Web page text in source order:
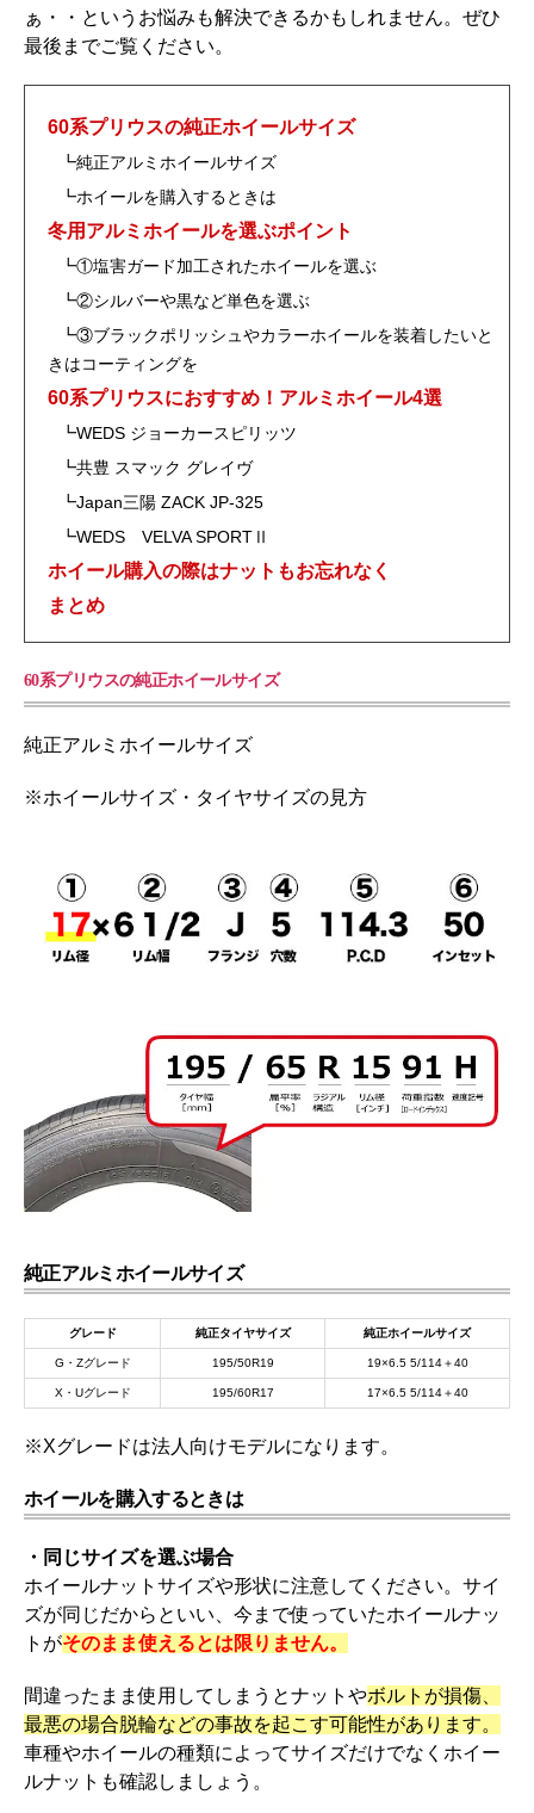
o
k
a
ぁ・・というお悩みも解決できるかもしれません。ぜひ
最後までご覧ください。
60系プリウスの純正ホイールサイズ
┗純正アルミホイールサイズ
┗ホイールを購入するときは
冬用アルミホイールを選ぶポイント
┗①塩害ガード加工されたホイールを選ぶ
┗②シルバーや黒など単色を選ぶ
┗③ブラックポリッシュやカラーホイールを装着したいと
きはコーティングを
60系プリウスにおすすめ！アルミホイール4選
┗WEDS ジョーカースピリッツ
┗共豊 スマック グレイヴ
┗Japan三陽 ZACK JP-325
┗WEDS VELVA SPORTⅡ
ホイール購入の際はナットもお忘れなく
まとめ
60系プリウスの純正ホイールサイズ
純正アルミホイールサイズ
※ホイールサイズ・タイヤサイズの見方
純正アルミホイールサイズ
グレード 純正タイヤサイズ 純正ホイールサイズ
G・Zグレード 195/50R19 19×6.5 5/114＋40
X・Uグレード 195/60R17 17×6.5 5/114＋40
※Xグレードは法人向けモデルになります。
ホイールを購入するときは
・同じサイズを選ぶ場合
ホイールナットサイズや形状に注意してください。サイ
ズが同じだからといい、今まで使っていたホイールナッ
トがそのまま使えるとは限りません。
間違ったまま使用してしまうとナットやボルトが損傷、
最悪の場合脱輪などの事故を起こす可能性があります。
車種やホイールの種類によってサイズだけでなくホイー
ルナットも確認しましょう。